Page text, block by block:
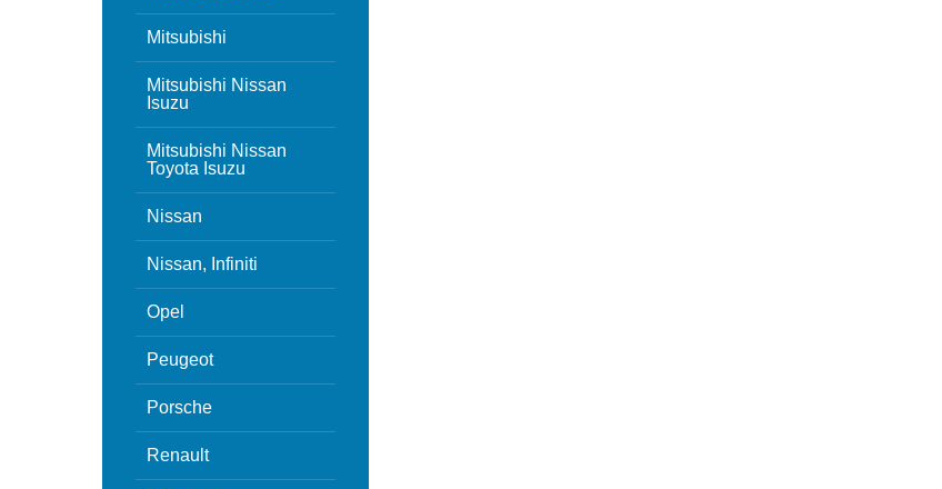
Mitsubishi
Mitsubishi Nissan
Isuzu
Mitsubishi Nissan
Toyota Isuzu
Nissan
Nissan, Infiniti
Opel
Peugeot
Porsche
Renault